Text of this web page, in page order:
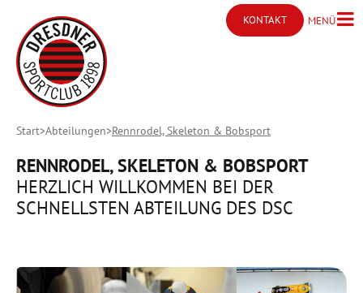
KONTAKT
Kontakt öffnen
MENÜMenü
Start Abteilungen Rennrodel, Skeleton & Bobsport
RENNRODEL, SKELETON & BOBSPORT
HERZLICH WILLKOMMEN BEI DER
SCHNELLSTEN ABTEILUNG DES DSC